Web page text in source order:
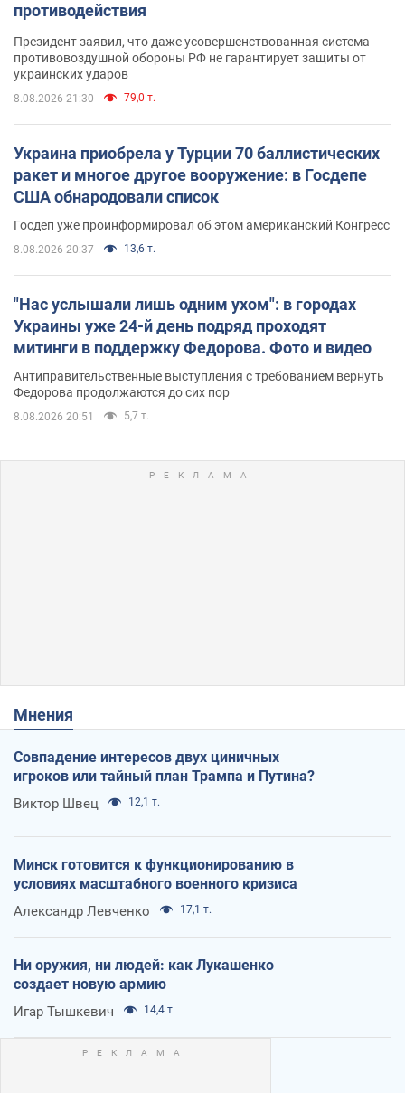
противодействия
Президент заявил, что даже усовершенствованная система
противовоздушной обороны РФ не гарантирует защиты от
украинских ударов
8.08.2026 21:30 79,0 т.
Украина приобрела у Турции 70 баллистических
ракет и многое другое вооружение: в Госдепе
США обнародовали список
Госдеп уже проинформировал об этом американский Конгресс
8.08.2026 20:37 13,6 т.
"Нас услышали лишь одним ухом": в городах
Украины уже 24-й день подряд проходят
митинги в поддержку Федорова. Фото и видео
Антиправительственные выступления с требованием вернуть
Федорова продолжаются до сих пор
8.08.2026 20:51 5,7 т.
Мнения
Совпадение интересов двух циничных
игроков или тайный план Трампа и Путина?
Виктор Швец 12,1 т.
Минск готовится к функционированию в
условиях масштабного военного кризиса
Александр Левченко 17,1 т.
Ни оружия, ни людей: как Лукашенко
создает новую армию
Игар Тышкевич 14,4 т.